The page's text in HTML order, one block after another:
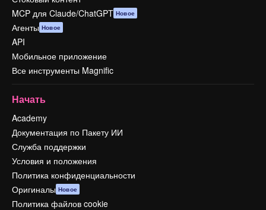
MCP для Claude/ChatGPT Новое
Агенты Новое
API
Мобильное приложение
Все инструменты Magnific
Начать
Academy
Документация по Пакету ИИ
Служба поддержки
Условия и положения
Политика конфиденциальности
Оригиналы Новое
Политика файлов cookie